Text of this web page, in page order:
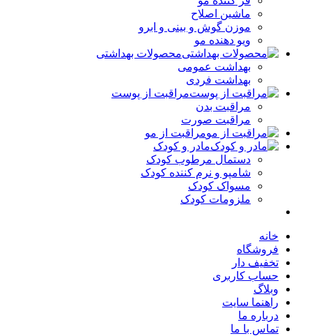
ماشین اصلاح
موزن گوش و بینی و ابرو
ویو دهنده مو
محصولات بهداشتی
بهداشت عمومی
بهداشت فردی
مراقبت از پوست
مراقبت بدن
مراقبت صورت
مراقبت از مو
مادر و کودک
دستمال مرطوب کودک
شامپو و نرم کننده کودک
مسواک کودک
ملزومات کودک
خانه
فروشگاه
تخفیف دار
حساب کاربری
وبلاگ
راهنما سایت
درباره ما
تماس با ما